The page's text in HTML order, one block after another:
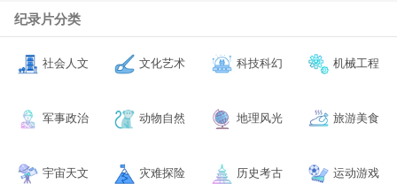
纪录片分类
社会人文 文化艺术 科技科幻 机械工程
军事政治 动物自然 地理风光 旅游美食
宇宙天文 灾难探险 历史考古 运动游戏